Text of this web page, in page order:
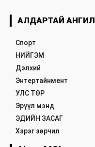
АЛДАРТАЙ
Спорт
НИЙГЭМ
Дэлхий
Энтертайнмент
УЛС ТӨР
Эрүүл мэнд
ЭДИЙН ЗАСАГ
Хэрэг зөрчил